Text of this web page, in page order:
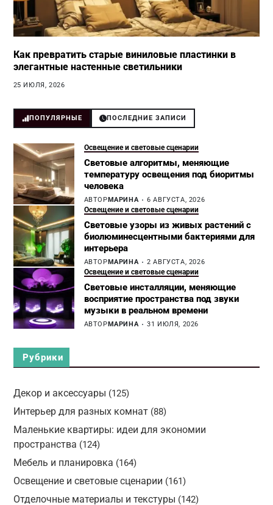
Как превратить старые виниловые пластинки в
элегантные настенные светильники
25 ИЮЛЯ, 2026
ПОПУЛЯРНЫЕ ПОСЛЕДНИЕ ЗАПИСИ
Освещение и световые сценарии
Световые алгоритмы, меняющие
температуру освещения под биоритмы
человека
АВТОРМАРИНА 6 АВГУСТА, 2026
Освещение и световые сценарии
Световые узоры из живых растений с
биолюминесцентными бактериями для
интерьера
АВТОРМАРИНА 2 АВГУСТА, 2026
Освещение и световые сценарии
Световые инсталляции, меняющие
восприятие пространства под звуки
музыки в реальном времени
АВТОРМАРИНА 31 ИЮЛЯ, 2026
Рубрики
Декор и аксессуары (125)
Интерьер для разных комнат(88)
Маленькие квартиры: идеи для экономии
пространства (124)
Мебель и планировка (164)
Освещение и световые сценарии (161)
Отделочные материалы и текстуры (142)